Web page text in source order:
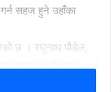
गर्न सहज हुने उहाँका
छ । रघुनाथ पौडेल,
गुरुङ, लक्ष्मीप्रसाद
बहादुर गुरुङ, सहदेब